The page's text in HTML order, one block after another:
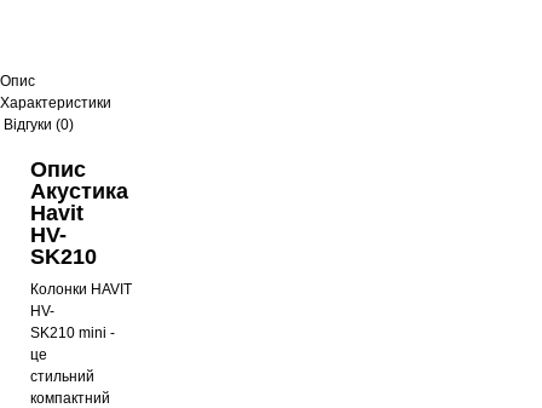
Опис
Характеристики
Відгуки (0)
Опис
Акустика
Havit
HV-
SK210
Колонки HAVIT
HV-
SK210 mini -
це
стильний
компактний